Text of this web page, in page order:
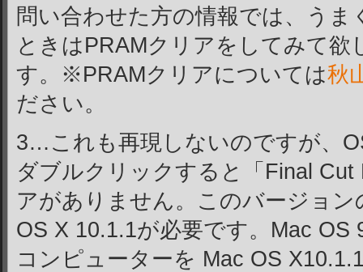
問い合わせた方の情報では、う
ときはPRAMクリアをしてみて欲
す。※PRAMクリアについては秋
ださい。
3…これも再現しないのですが、
ダブルクリックすると「Final
アがありません。このバージョ
OS X 10.1.1が必要です。Mac OS
コンピューターを Mac OS